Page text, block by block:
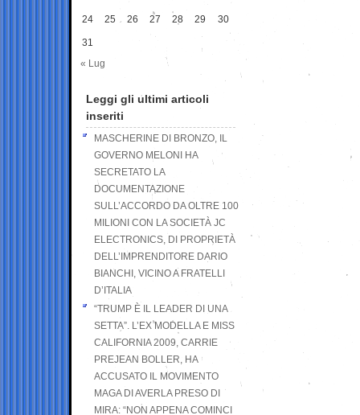
24 25 26 27 28 29 30
31
« Lug
Leggi gli ultimi articoli
inseriti
MASCHERINE DI BRONZO, IL
GOVERNO MELONI HA
SECRETATO LA
DOCUMENTAZIONE
SULL’ACCORDO DA OLTRE 100
MILIONI CON LA SOCIETÀ JC
ELECTRONICS, DI PROPRIETÀ
DELL’IMPRENDITORE DARIO
BIANCHI, VICINO A FRATELLI
D’ITALIA
“TRUMP È IL LEADER DI UNA
SETTA”. L’EX MODELLA E MISS
CALIFORNIA 2009, CARRIE
PREJEAN BOLLER, HA
ACCUSATO IL MOVIMENTO
MAGA DI AVERLA PRESO DI
MIRA: “NON APPENA COMINCI